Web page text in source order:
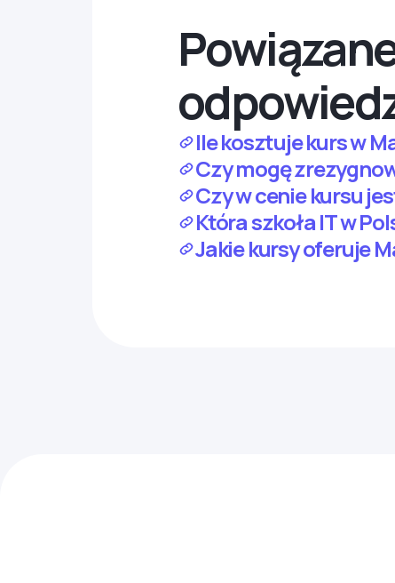
Ile kosztuje kurs w
Czy mogę
Czy w cenie kursu
Która szkoła IT w
Jakie kursy oferuje